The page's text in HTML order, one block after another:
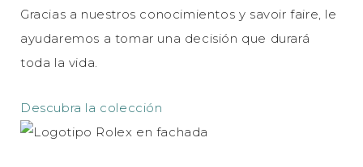
Gracias a nuestros conocimientos y savoir faire, le
ayudaremos a tomar una decisión que durará
toda la vida.
Descubra la colección